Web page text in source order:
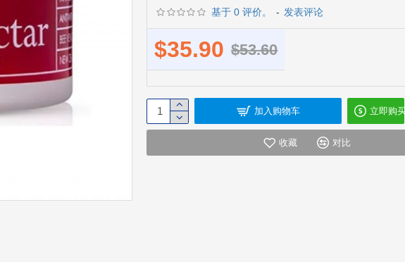
Nelson Honey 是英国著名Heaven蜂毒面膜的原材料唯一
Nelson Honey是新西兰最早懂得采集蜂毒并运用的老字号
末至今，已超过100年的养蜂历史），蜂毒面膜/面霜均属
蜂毒面霜主要成分同样来自新西兰的麦卢卡蜂蜜和蜂毒。
基于 0 评价。 - 发表评论
$35.90 $53.60
加入购物车 立即购买
收藏 对比